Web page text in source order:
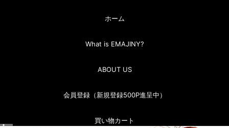
ホーム
What is EMAJINY?
ABOUT US
会員登録（新規登録500P進呈中）
買い物カート